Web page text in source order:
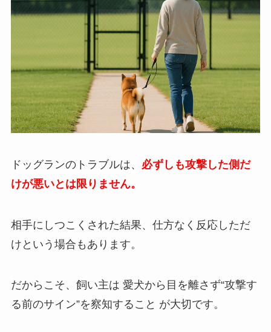
ドッグランのトラブルは、 必ずしも攻撃した側だ
けが悪いとは限りません。
相手にしつこくされた結果、仕方なく反応しただ
けという場合もあります。
だからこそ、飼い主は 愛犬から目を離さず“攻撃す
る前のサイン”を察知すること が大切です。